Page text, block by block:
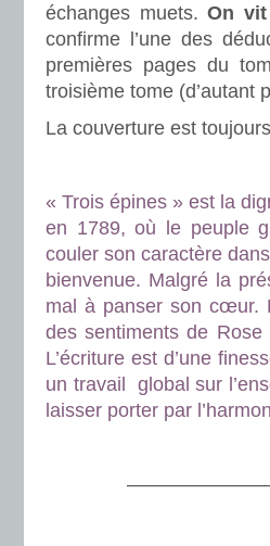
échanges muets.On
confirme l’une des
premières pages du
troisième tome (d’autant
La couverture est
« Trois épines » est la
en 1789, où le peuple
couler son caractère
bienvenue. Malgré la
mal à panser son cœur.
des sentiments de Rose
L’écriture est d’une
un travail global sur
laisser porter par